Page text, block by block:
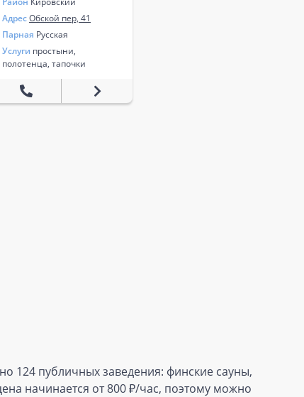
АдресОбской пер, 41
Парная Русская
Услуги простыни,
полотенца, тапочки
124 публичных заведения: финские сауны,
начинается от 800 ₽/час, поэтому можно